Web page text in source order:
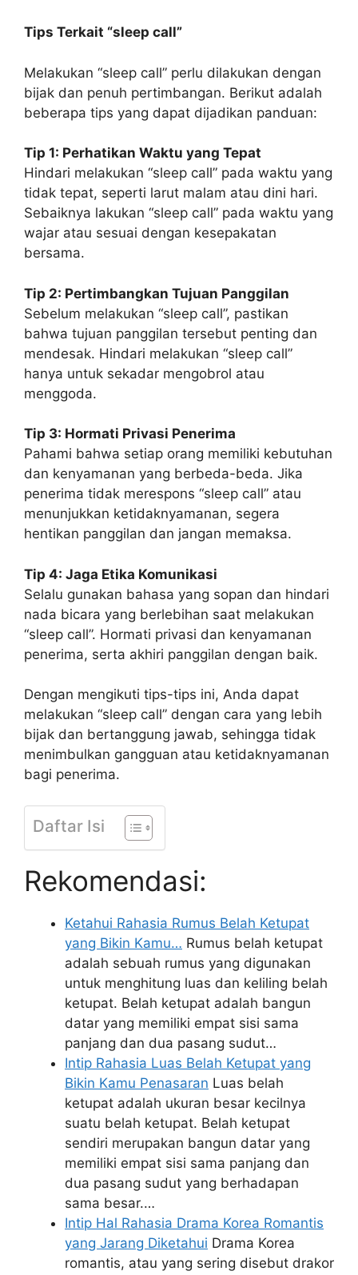
Tips Terkait “sleep call”
Melakukan “sleep call” perlu dilakukan dengan
bijak dan penuh pertimbangan. Berikut adalah
beberapa tips yang dapat dijadikan panduan:
Tip 1: Perhatikan Waktu yang Tepat
Hindari melakukan “sleep call” pada waktu yang
tidak tepat, seperti larut malam atau dini hari.
Sebaiknya lakukan “sleep call” pada waktu yang
wajar atau sesuai dengan kesepakatan
bersama.
Tip 2: Pertimbangkan Tujuan Panggilan
Sebelum melakukan “sleep call”, pastikan
bahwa tujuan panggilan tersebut penting dan
mendesak. Hindari melakukan “sleep call”
hanya untuk sekadar mengobrol atau
menggoda.
Tip 3: Hormati Privasi Penerima
Pahami bahwa setiap orang memiliki kebutuhan
dan kenyamanan yang berbeda-beda. Jika
penerima tidak merespons “sleep call” atau
menunjukkan ketidaknyamanan, segera
hentikan panggilan dan jangan memaksa.
Tip 4: Jaga Etika Komunikasi
Selalu gunakan bahasa yang sopan dan hindari
nada bicara yang berlebihan saat melakukan
“sleep call”. Hormati privasi dan kenyamanan
penerima, serta akhiri panggilan dengan baik.
Dengan mengikuti tips-tips ini, Anda dapat
melakukan “sleep call” dengan cara yang lebih
bijak dan bertanggung jawab, sehingga tidak
menimbulkan gangguan atau ketidaknyamanan
bagi penerima.
Daftar Isi
Rekomendasi:
Ketahui Rahasia Rumus Belah Ketupat
yang Bikin Kamu… Rumus belah ketupat
adalah sebuah rumus yang digunakan
untuk menghitung luas dan keliling belah
ketupat. Belah ketupat adalah bangun
datar yang memiliki empat sisi sama
panjang dan dua pasang sudut…
Intip Rahasia Luas Belah Ketupat yang
Bikin Kamu Penasaran Luas belah
ketupat adalah ukuran besar kecilnya
suatu belah ketupat. Belah ketupat
sendiri merupakan bangun datar yang
memiliki empat sisi sama panjang dan
dua pasang sudut yang berhadapan
sama besar.…
Intip Hal Rahasia Drama Korea Romantis
yang Jarang Diketahui Drama Korea
romantis, atau yang sering disebut drakor